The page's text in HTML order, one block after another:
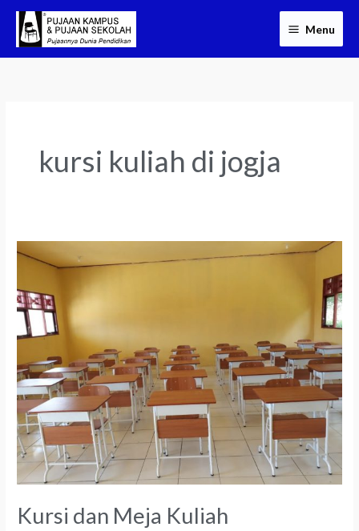
Skip
content
Menu
kursi kuliah di jogja
Kursi dan Meja Kuliah
Kursi
Meja
Kuliah